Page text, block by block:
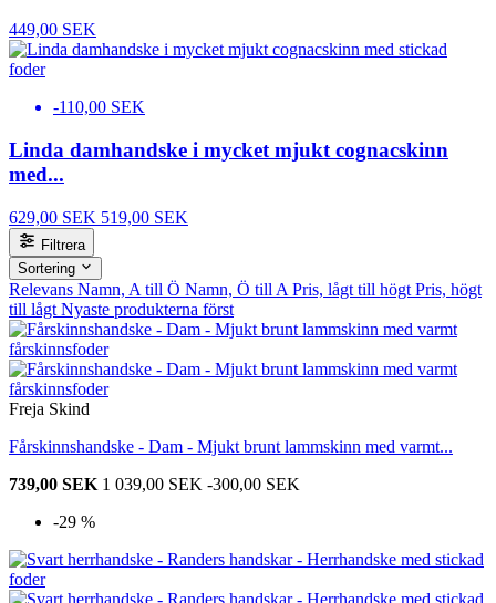
449,00 SEK
-110,00 SEK
Linda damhandske i mycket mjukt cognacskinn
med...
629,00 SEK 519,00 SEK
Filtrera
Sortering
Relevans Namn, A till Ö Namn, Ö till A Pris, lågt till högt Pris, högt
till lågt Nyaste produkterna först
Freja Skind
Fårskinnshandske - Dam - Mjukt brunt lammskinn med varmt...
739,00 SEK 1 039,00 SEK -300,00 SEK
-29 %